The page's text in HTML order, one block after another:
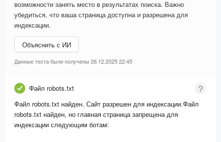
возможности занять место в результатах поиска. Важно
убедиться, что ваша страница доступна и разрешена для
индексации.
Объяснить с ИИ
Данные теста были получены 26.12.2025 22:45
Файл robots.txt
Файл robots.txt найден. Сайт разрешен для индексации.Файл
robots.txt найден, но главная страница запрещена для
индексации следующим ботам: